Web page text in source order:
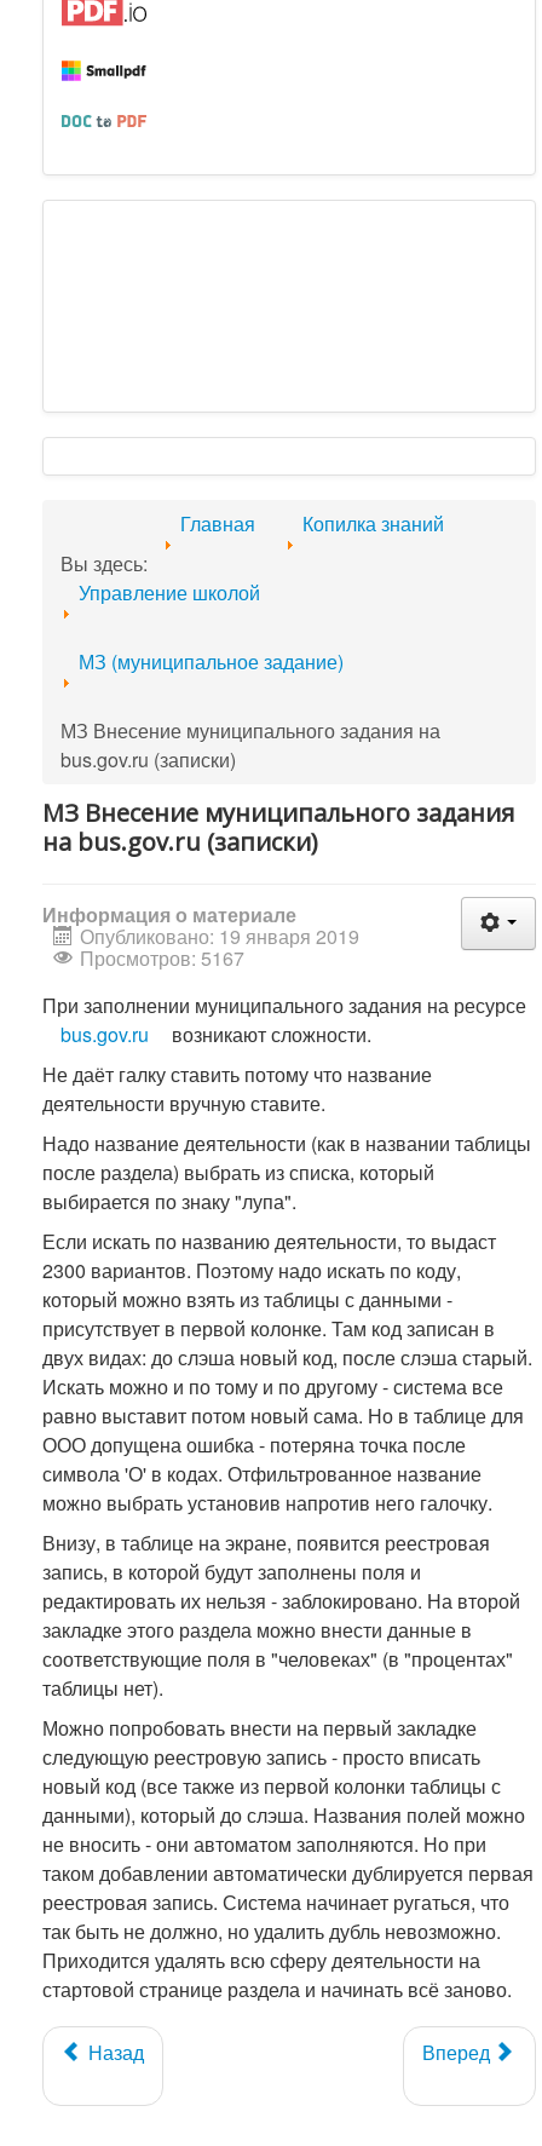
Вы здесь:
Главная Копилка знаний
Управление школой
МЗ (муниципальное задание)
МЗ Внесение муниципального задания на
bus.gov.ru (записки)
МЗ Внесение муниципального задания
на bus.gov.ru (записки)
Информация о материале
Опубликовано: 19 января 2019
Просмотров: 5167
При заполнении муниципального задания на ресурсе
bus.gov.ru
возникают сложности.
Не даёт галку ставить потому что название
деятельности вручную ставите.
Надо название деятельности (как в названии таблицы
после раздела) выбрать из списка, который
выбирается по знаку "лупа".
Если искать по названию деятельности, то выдаст
2300 вариантов. Поэтому надо искать по коду,
который можно взять из таблицы с данными -
присутствует в первой колонке. Там код записан в
двух видах: до слэша новый код, после слэша старый.
Искать можно и по тому и по другому - система все
равно выставит потом новый сама. Но в таблице для
ООО допущена ошибка - потеряна точка после
символа 'О' в кодах. Отфильтрованное название
можно выбрать установив напротив него галочку.
Внизу, в таблице на экране, появится реестровая
запись, в которой будут заполнены поля и
редактировать их нельзя - заблокировано. На второй
закладке этого раздела можно внести данные в
соответствующие поля в "человеках" (в "процентах"
таблицы нет).
Можно попробовать внести на первый закладке
следующую реестровую запись - просто вписать
новый код (все также из первой колонки таблицы с
данными), который до слэша. Названия полей можно
не вносить - они автоматом заполняются. Но при
таком добавлении автоматически дублируется первая
реестровая запись. Система начинает ругаться, что
так быть не должно, но удалить дубль невозможно.
Приходится удалять всю сферу деятельности на
стартовой странице раздела и начинать всё заново.
Назад Вперед